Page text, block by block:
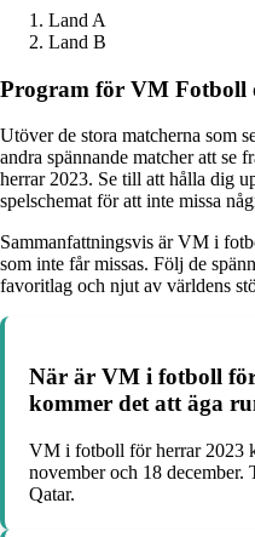
Land A
Land B
Program för VM Fotboll
Utöver de stora matcherna som
andra spännande matcher att
herrar 2023. Se till att hålla dig
spelschemat för att inte missa
Sammanfattningsvis är VM i
som inte får missas. Följ de
favoritlag och njut av världens
När är VM i fotboll
kommer det att äga
VM i fotboll för herrar 2023
november och 18 december.
Qatar.